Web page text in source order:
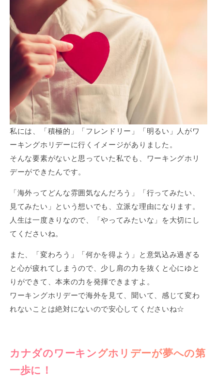
私には、「積極的」「フレンドリー」「明るい」人がワ
ーキングホリデーに行くイメージがありました。
そんな要素がないと思っていた私でも、ワーキングホリ
デーができたんです。
「海外ってどんな雰囲気なんだろう」「行ってみたい、
見てみたい」という想いでも、立派な理由になります。
人生は一度きりなので、「やってみたいな」を大切にし
てくださいね。
また、「変わろう」「何かを得よう」と意気込み過ぎる
と心が疲れてしまうので、少し肩の力を抜くと心にゆと
りができて、本来の力を発揮できますよ。
ワーキングホリデーで海外を見て、聞いて、感じて変わ
れないことは絶対にないので安心してくださいね☆
カナダのワーキングホリデーが夢への第
一歩に！